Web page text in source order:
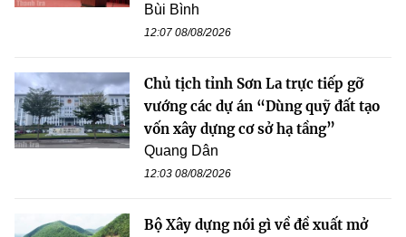
Bùi Bình
12:07 08/08/2026
Chủ tịch tỉnh Sơn La trực tiếp gỡ
vướng các dự án “Dùng quỹ đất tạo
vốn xây dựng cơ sở hạ tầng”
Quang Dân
12:03 08/08/2026
Bộ Xây dựng nói gì về đề xuất mở